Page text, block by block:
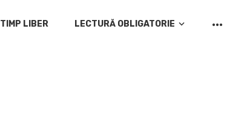
TIMP LIBER LECTURĂ OBLIGATORIE